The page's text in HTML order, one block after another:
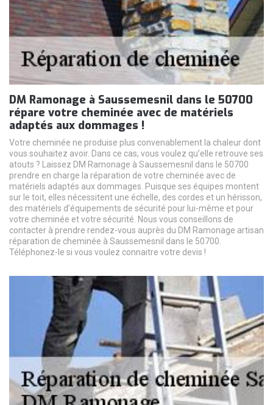
DM Ramonage à Saussemesnil dans le 50700
répare votre cheminée avec de matériels
adaptés aux dommages !
Votre cheminée ne produise plus convenablement la chaleur dont
vous souhaitez avoir. Dans ce cas, vous voulez qu’elle retrouve ses
atouts ? Laissez DM Ramonage à Saussemesnil dans le 50700
prendre en charge la réparation de votre cheminée avec de
matériels adaptés aux dommages. Puisque ses équipes montent
sur le toit, elles nécessitent une échelle, des cordes et un hérisson,
des matériels d’équipements de sécurité pour lui-même et pour
votre cheminée et votre sécurité. Nous vous conseillons de
contacter à prendre rendez-vous auprès du DM Ramonage artisan
réparation de cheminée à Saussemesnil dans le 50700.
Téléphonez-le si vous voulez connaitre votre devis !